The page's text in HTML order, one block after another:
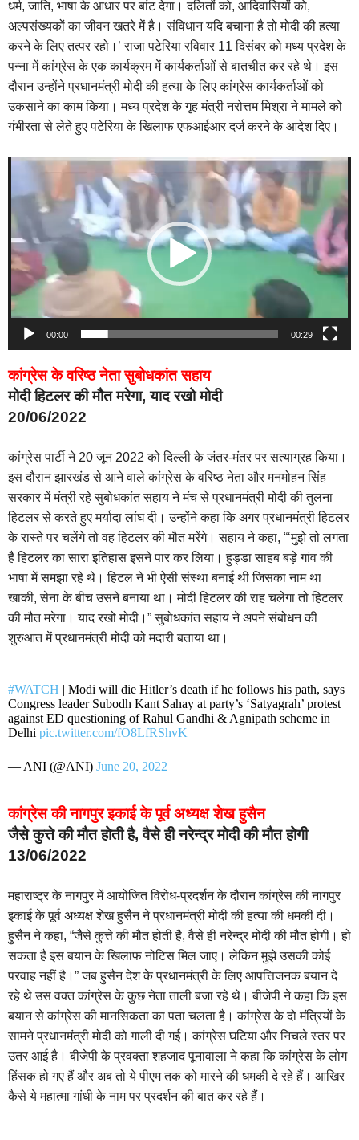
धर्म, जाति, भाषा के आधार पर बांट देगा। दलितों को, आदिवासियों को,
अल्पसंख्यकों का जीवन खतरे में है। संविधान यदि बचाना है तो मोदी की हत्या
करने के लिए तत्पर रहो।’ राजा पटेरिया रविवार 11 दिसंबर को मध्य प्रदेश के
पन्ना में कांग्रेस के एक कार्यक्रम में कार्यकर्ताओं से बातचीत कर रहे थे। इस
दौरान उन्होंने प्रधानमंत्री मोदी की हत्या के लिए कांग्रेस कार्यकर्ताओं को
उकसाने का काम किया। मध्य प्रदेश के गृह मंत्री नरोत्तम मिश्रा ने मामले को
गंभीरता से लेते हुए पटेरिया के खिलाफ एफआईआर दर्ज करने के आदेश दिए।
00:00 00:29
कांग्रेस के वरिष्ठ नेता सुबोधकांत सहाय
मोदी हिटलर की मौत मरेगा, याद रखो मोदी
20/06/2022
कांग्रेस पार्टी ने 20 जून 2022 को दिल्ली के जंतर-मंतर पर सत्याग्रह किया।
इस दौरान झारखंड से आने वाले कांग्रेस के वरिष्ठ नेता और मनमोहन सिंह
सरकार में मंत्री रहे सुबोधकांत सहाय ने मंच से प्रधानमंत्री मोदी की तुलना
हिटलर से करते हुए मर्यादा लांघ दी। उन्होंने कहा कि अगर प्रधानमंत्री हिटलर
के रास्ते पर चलेंगे तो वह हिटलर की मौत मरेंगे। सहाय ने कहा, “‘मुझे तो लगता
है हिटलर का सारा इतिहास इसने पार कर लिया। हुड्डा साहब बड़े गांव की
भाषा में समझा रहे थे। हिटल ने भी ऐसी संस्था बनाई थी जिसका नाम था
खाकी, सेना के बीच उसने बनाया था। मोदी हिटलर की राह चलेगा तो हिटलर
की मौत मरेगा। याद रखो मोदी।” सुबोधकांत सहाय ने अपने संबोधन की
शुरुआत में प्रधानमंत्री मोदी को मदारी बताया था।
#WATCH | Modi will die Hitler’s death if he follows his path, says
Congress leader Subodh Kant Sahay at party’s ‘Satyagrah’ protest
against ED questioning of Rahul Gandhi & Agnipath scheme in
Delhi pic.twitter.com/fO8LfRShvK
— ANI (@ANI) June 20, 2022
कांग्रेस की नागपुर इकाई के पूर्व अध्यक्ष शेख हुसैन
जैसे कुत्ते की मौत होती है, वैसे ही नरेन्द्र मोदी की मौत होगी
13/06/2022
महाराष्ट्र के नागपुर में आयोजित विरोध-प्रदर्शन के दौरान कांग्रेस की नागपुर
इकाई के पूर्व अध्यक्ष शेख हुसैन ने प्रधानमंत्री मोदी की हत्या की धमकी दी।
हुसैन ने कहा, “जैसे कुत्ते की मौत होती है, वैसे ही नरेन्द्र मोदी की मौत होगी। हो
सकता है इस बयान के खिलाफ नोटिस मिल जाए। लेकिन मुझे उसकी कोई
परवाह नहीं है।” जब हुसैन देश के प्रधानमंत्री के लिए आपत्तिजनक बयान दे
रहे थे उस वक्त कांग्रेस के कुछ नेता ताली बजा रहे थे। बीजेपी ने कहा कि इस
बयान से कांग्रेस की मानसिकता का पता चलता है। कांग्रेस के दो मंत्रियों के
सामने प्रधानमंत्री मोदी को गाली दी गई। कांग्रेस घटिया और निचले स्तर पर
उतर आई है। बीजेपी के प्रवक्ता शहजाद पूनावाला ने कहा कि कांग्रेस के लोग
हिंसक हो गए हैं और अब तो ये पीएम तक को मारने की धमकी दे रहे हैं। आखिर
कैसे ये महात्मा गांधी के नाम पर प्रदर्शन की बात कर रहे हैं।